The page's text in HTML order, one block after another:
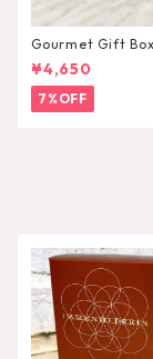
Gourmet Gift
VanillaBean)
¥4,650
7%OFF